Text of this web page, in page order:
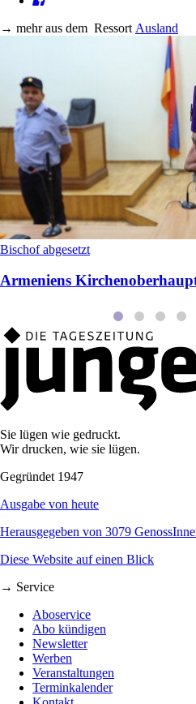
→ mehr aus dem Ressort Ausland
Bischof abgesetzt
Armeniens
Sie lügen wie gedruckt.
Wir drucken, wie sie lügen.
Gegründet 1947
Ausgabe von heute
Herausgegeben von 3079
Diese Website auf einen Blick
→ Service
Aboservice
Abo kündigen
Newsletter
Werben
Veranstaltungen
Terminkalender